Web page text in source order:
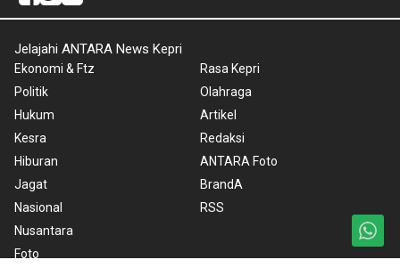
Jelajahi ANTARA News Kepri
Ekonomi & Ftz
Politik
Hukum
Kesra
Hiburan
Jagat
Nasional
Nusantara
Foto
Rasa Kepri
Olahraga
Artikel
Redaksi
ANTARA Foto
BrandA
RSS